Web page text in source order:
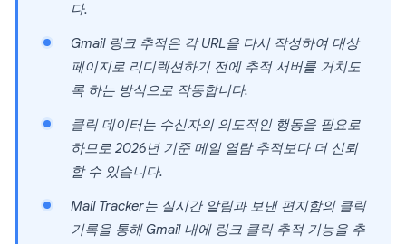
다.
Gmail 링크 추적은 각 URL을 다시 작성하여 대상
페이지로 리디렉션하기 전에 추적 서버를 거치도
록 하는 방식으로 작동합니다.
클릭 데이터는 수신자의 의도적인 행동을 필요로
하므로 2026년 기준 메일 열람 추적보다 더 신뢰
할 수 있습니다.
Mail Tracker는 실시간 알림과 보낸 편지함의 클릭
기록을 통해 Gmail 내에 링크 클릭 추적 기능을 추